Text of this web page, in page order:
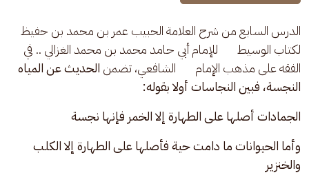
الدرس السابع من شرح العلامة الحبيب عمر بن محمد بن حفيظ
لكتاب الوسيط       للإمام أبي حامد محمد بن محمد الغزالي .. في
الفقه على مذهب الإمام       الشافعي، تضمن الحديث عن المياه
النجسة، فبين النجاسات أولا بقوله:
الجمادات أصلها على الطهارة إلا الخمر فإنها نجسة
وأما الحيوانات ما دامت حية فأصلها على الطهارة إلا الكلب
والخنزير